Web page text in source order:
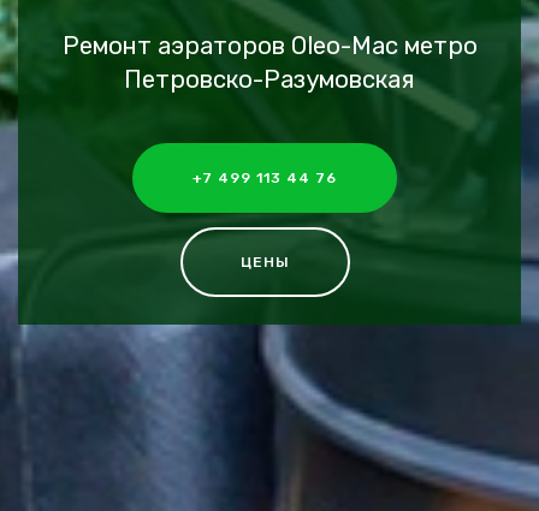
Ремонт аэраторов Oleo-Mac метро
Петровско-Разумовская
+7 499 113 44 76
ЦЕНЫ